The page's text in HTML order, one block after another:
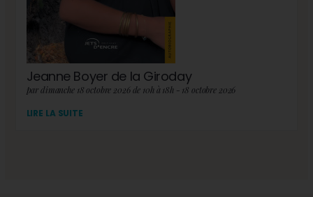
Jeanne Boyer de la Giroday
par dimanche 18 octobre 2026 de 10h à 18h - 18 octobre 2026
LIRE LA SUITE